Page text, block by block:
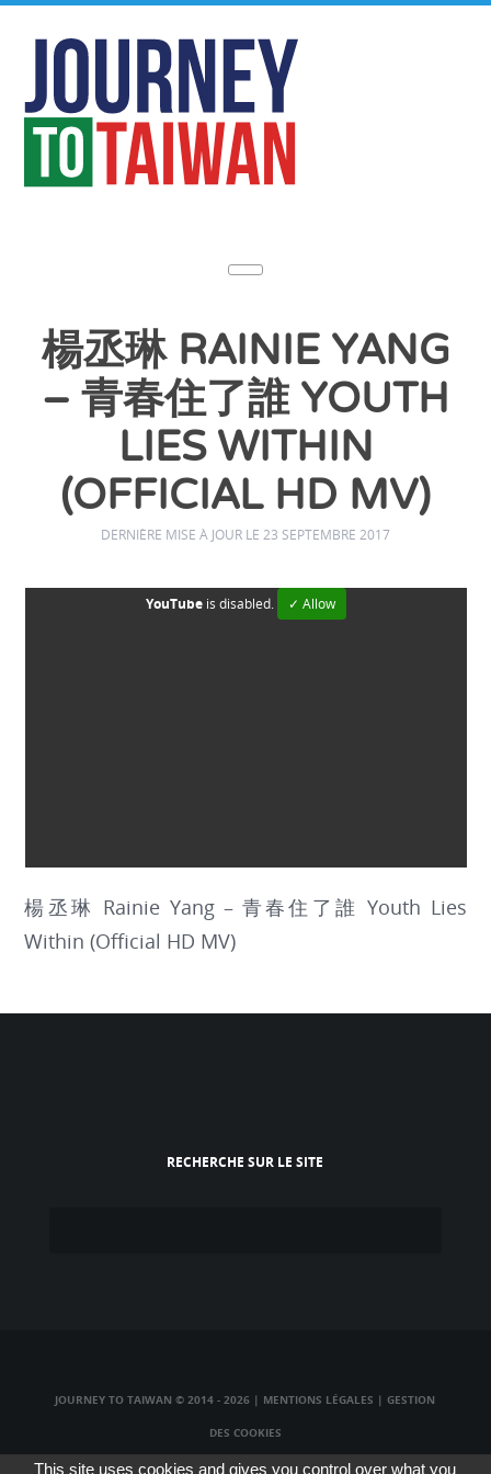
楊丞琳 RAINIE YANG
– 青春住了誰 YOUTH
LIES WITHIN
(OFFICIAL HD MV)
DERNIÈRE MISE À JOUR LE 23 SEPTEMBRE 2017
YouTubeis disabled. ✓ Allow
楊丞琳 Rainie Yang – 青春住了誰 Youth Lies
Within (Official HD MV)
RECHERCHE SUR LE SITE
JOURNEY TO TAIWAN © 2014 - 2026 | MENTIONS LÉGALES |GESTION
DES COOKIES
TAIWAN TV LIVE|TAIWAN RADIO LIVE|TAIWAN WEBCAM LIVE
This site uses cookies and gives you control over what you